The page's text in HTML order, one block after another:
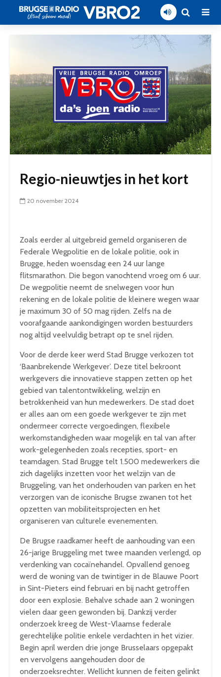
Regio-nieuwtjes in het kort
20 november 2024
Zoals eerder al uitgebreid gemeld organiseren de
Federale Wegpolitie en de lokale politie, ook in
Brugge, heden woensdag een 24 uur lange
flitsmarathon. Die begon vanochtend vroeg om 6 uur.
De wegpolitie neemt de snelwegen voor hun
rekening en de lokale politie de kleinere wegen waar
je maximum 30 of 50 mag rijden. Zelfs na de
voorafgaande aankondigingen worden bestuurders
nog altijd veelvuldig betrapt op te snel rijden.
Voor de derde keer werd Stad Brugge verkozen tot
‘Baanbrekende Werkgever’. Deze titel bekroont
werkgevers die innovatieve stappen zetten op het
gebied van talentontwikkeling, welzijn en
betrokkenheid van hun medewerkers. De stad doet
er alles aan om een goede werkgever te zijn met
ondermeer correcte vergoedingen, flexibele
werkomstandigheden waar mogelijk en tal van after
work-gelegenheden zoals recepties, sport- en
teamdagen. Stad Brugge telt 1.500 medewerkers die
zich dagelijks inzetten voor het welzijn van de
Bruggeling, van het onderhouden van parken en het
verzorgen van de iconische Brugse zwanen tot het
opzetten van mobiliteitsprojecten en het
organiseren van culturele evenementen.
De Brugse raadkamer heeft de aanhouding van een
26-jarige Bruggeling met twee maanden verlengd, op
verdenking van cocaïnehandel. Opvallend genoeg
werd de woning van de twintiger in de Blauwe Poort
in Sint-Pieters eind februari en bij nacht getroffen
door een explosie. Behalve schade aan 2 woningen
vielen daar geen gewonden bij. Dankzij verder
onderzoek kreeg de West-Vlaamse federale
gerechtelijke politie enkele verdachten in het vizier.
Begin april werden drie jonge Brusselaars opgepakt
en vervolgens aangehouden door de
onderzoeksrechter. Wellicht kunnen de feiten gelinkt